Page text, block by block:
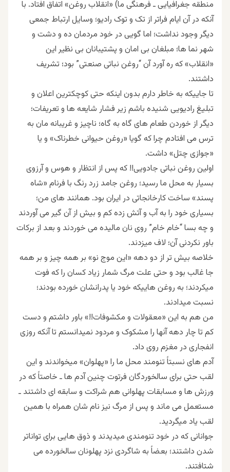
منطقه جغرافیایی ـ فرهنگی ما) «انقلاب روغن» اتفاق افتاد. با
آنکه در آن ایام فراتر از تک و توک رادیو؛ وسایل ارتباط جمعی
دیگر وجود نداشت؛ اما گویی در خود مردمان ده و دشت و
شهر نما ها؛ مبلغان بی امان و پشتیبانان بی نظیر این
«انقلاب» که ره آورد آن “روغن نباتی صنعتی” بود؛ تشریف
داشتند.
تا جاییکه به خاطر دارم بدون اینکه حتی کوچکترین اعلان و
تبلیغ رادیویی شنیده باشم زیر فشار شایعه ها و تعریفات؛
دیگر از خوردن طعام های گاه به گاه؛ ناچیز و غریبانه مان به
ترس می افتادم چرا که گویا «روغن حیوانی خطرناک» و یا
«جوازی چتل» داشت.
اولین روغن نباتی جادویی!! که پس از انتظار و هوس و آرزوی
بسیار به محل ما رسید؛ روغن جامد زرد رنگ با فرنام «شاه
پسند» ساخت کارخانجاتی در ایران بود. همانند های من؛
بسیاری خود را به آب و آتش زده کم و بیش از آن گیر می آوردند
و چه بسا “خام خام” روی نان مالیده می خوردند و بعد از برکات
باور نکردنی آن؛ لاف میزدند.
خلاصه بیش تر از دو دهه «این موج نو» بر همه چیز و بر همه
جا غالب بود و حتی علت مرگ شمار زیاد کسان را که فوت
میکردند؛ به روغن هاییکه خود یا پدرانشان خورده بودند؛
نسبت میدادند.
من هم به این «معقولات و مکشوفات!!» باور داشتم و دست
کم تا چار دهه آنها را مشکوک و مردود نمیدانستم تا آنکه روزی
انفجاری در مغزم روی داد.
آدم های نسبتاً تنومند محل ما را «پهلوان» میخواندند و این
لقب حتی برای سالخوردگان فرتوت چنین آدم ها ـ خاصتاً که در
ورزش ها و مسابقات پهلوانی هم شراکت و سابقه ای داشتند ـ
مستعمل می ماند و پس از مرگ نیز نام شان همراه با همین
لقب یاد میگردید.
جوانانی که در خود تنومندی میدیدند و ذوق هایی برای تواناتر
شدن داشتند؛ بعضاً به شاگردی نزد پهلونان سالخورده می
شتافتند.